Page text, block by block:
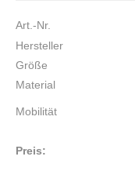
Art.-Nr.
Hersteller
Größe
Material
Mobilität
Preis: